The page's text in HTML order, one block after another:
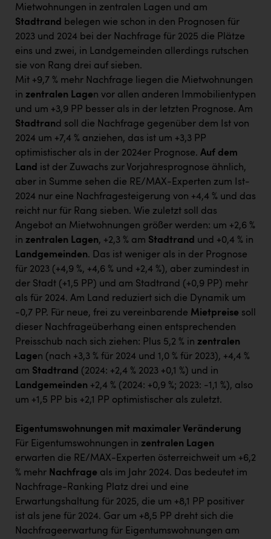
Mietwohnungen in zentralen Lagen und am
Stadtrand
belegen wie schon in den Prognosen für
2023 und 2024 bei der Nachfrage für 2025 die Plätze
eins und zwei, in Landgemeinden allerdings rutschen
sie von Rang drei auf sieben.
Mit +9,7 % mehr Nachfrage liegen die Mietwohnungen
in zentralen Lagen vor allen anderen Immobilientypen
und um +3,9 PP besser als in der letzten Prognose. Am
Stadtrand soll die Nachfrage gegenüber dem Ist von
2024 um +7,4 % anziehen, das ist um +3,3 PP
optimistischer als in der 2024er Prognose. Auf dem
Land ist der Zuwachs zur Vorjahresprognose ähnlich,
aber in Summe sehen die RE/MAX-Experten zum Ist-
2024 nur eine Nachfragesteigerung von +4,4 % und das
reicht nur für Rang sieben. Wie zuletzt soll das
Angebot an Mietwohnungen größer werden: um +2,6 %
in zentralen Lagen, +2,3 % am Stadtrand und +0,4 % in
Landgemeinden. Das ist weniger als in der Prognose
für 2023 (+4,9 %, +4,6 % und +2,4 %), aber zumindest in
der Stadt (+1,5 PP) und am Stadtrand (+0,9 PP) mehr
als für 2024. Am Land reduziert sich die Dynamik um
-0,7 PP. Für neue, frei zu vereinbarende Mietpreise soll
dieser Nachfrageüberhang einen entsprechenden
Preisschub nach sich ziehen: Plus 5,2 % in zentralen
Lagen (nach +3,3 % für 2024 und 1,0 % für 2023), +4,4 %
am Stadtrand (2024: +2,4 % 2023 +0,1 %) und in
Landgemeinden +2,4 % (2024: +0,9 %; 2023: -1,1 %), also
um +1,5 PP bis +2,1 PP optimistischer als zuletzt.
Eigentumswohnungen mit maximaler Veränderung
Für Eigentumswohnungen in zentralen Lagen
erwarten die RE/MAX-Experten österreichweit um +6,2
% mehr Nachfrage als im Jahr 2024. Das bedeutet im
Nachfrage-Ranking Platz drei und eine
Erwartungshaltung für 2025, die um +8,1 PP positiver
ist als jene für 2024. Gar um +8,5 PP dreht sich die
Nachfrageerwartung für Eigentumswohnungen am